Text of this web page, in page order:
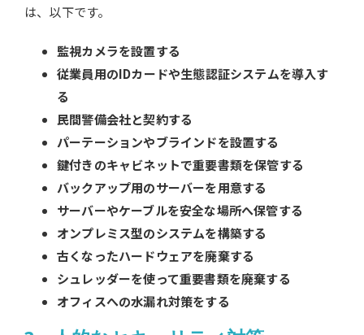
は、以下です。
監視カメラを設置する
従業員用のIDカードや生態認証システムを導入す
る
民間警備会社と契約する
パーテーションやブラインドを設置する
鍵付きのキャビネットで重要書類を保管する
バックアップ用のサーバーを用意する
サーバーやケーブルを安全な場所へ保管する
オンプレミス型のシステムを構築する
古くなったハードウェアを廃棄する
シュレッダーを使って重要書類を廃棄する
オフィスへの水漏れ対策をする